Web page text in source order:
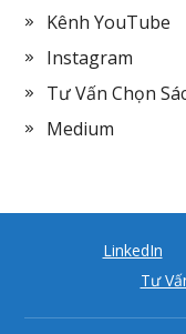
Kênh YouTube
Instagram
Tư Vấn Chọn
Medium
LinkedIn
Tư